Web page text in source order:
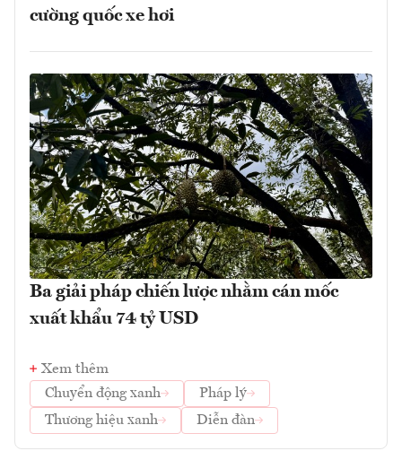
cường quốc xe hơi
Ba giải pháp chiến lược nhằm cán mốc
xuất khẩu 74 tỷ USD
Xem thêm
Chuyển động xanh
Pháp lý
Thương hiệu xanh
Diễn đàn